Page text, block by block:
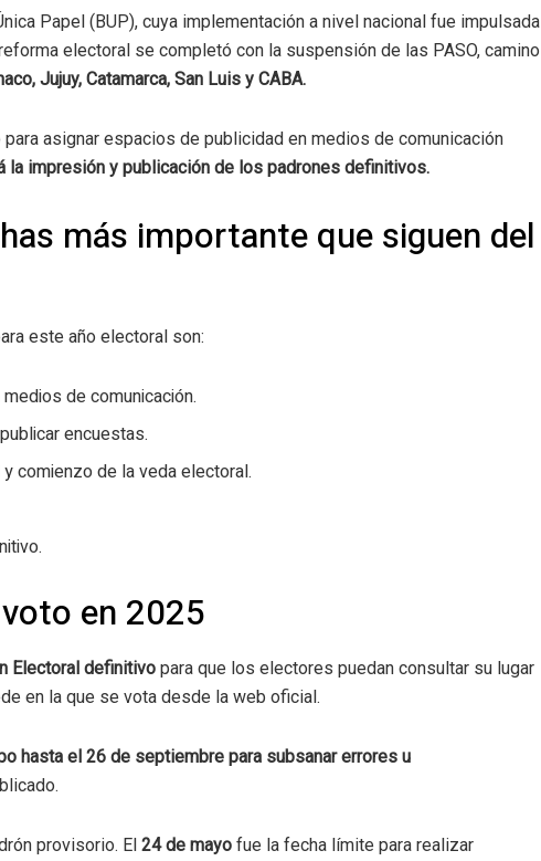
Papel (BUP), cuya implementación a nivel nacional fue impulsada
electoral se completó con la suspensión de las PASO, camino
Jujuy, Catamarca, San Luis y CABA.
asignar espacios de publicidad en medios de comunicación
la impresión y publicación de los padrones definitivos.
más importante que siguen del
este año electoral son:
de comunicación.
encuestas.
comienzo de la veda electoral.
en 2025
Electoral definitivo para que los electores puedan consultar su lugar
en la que se vota desde la web oficial.
hasta el 26 de septiembre para subsanar errores u
provisorio. El 24 de mayo fue la fecha límite para realizar